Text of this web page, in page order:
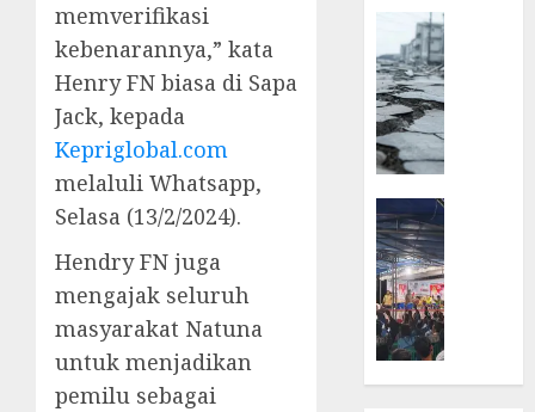
memverifikasi
kebenarannya,” kata
Henry FN biasa di Sapa
Jack, kepada
Kepriglobal.com
melaluli Whatsapp,
Selasa (13/2/2024).
Hendry FN juga
mengajak seluruh
masyarakat Natuna
untuk menjadikan
pemilu sebagai